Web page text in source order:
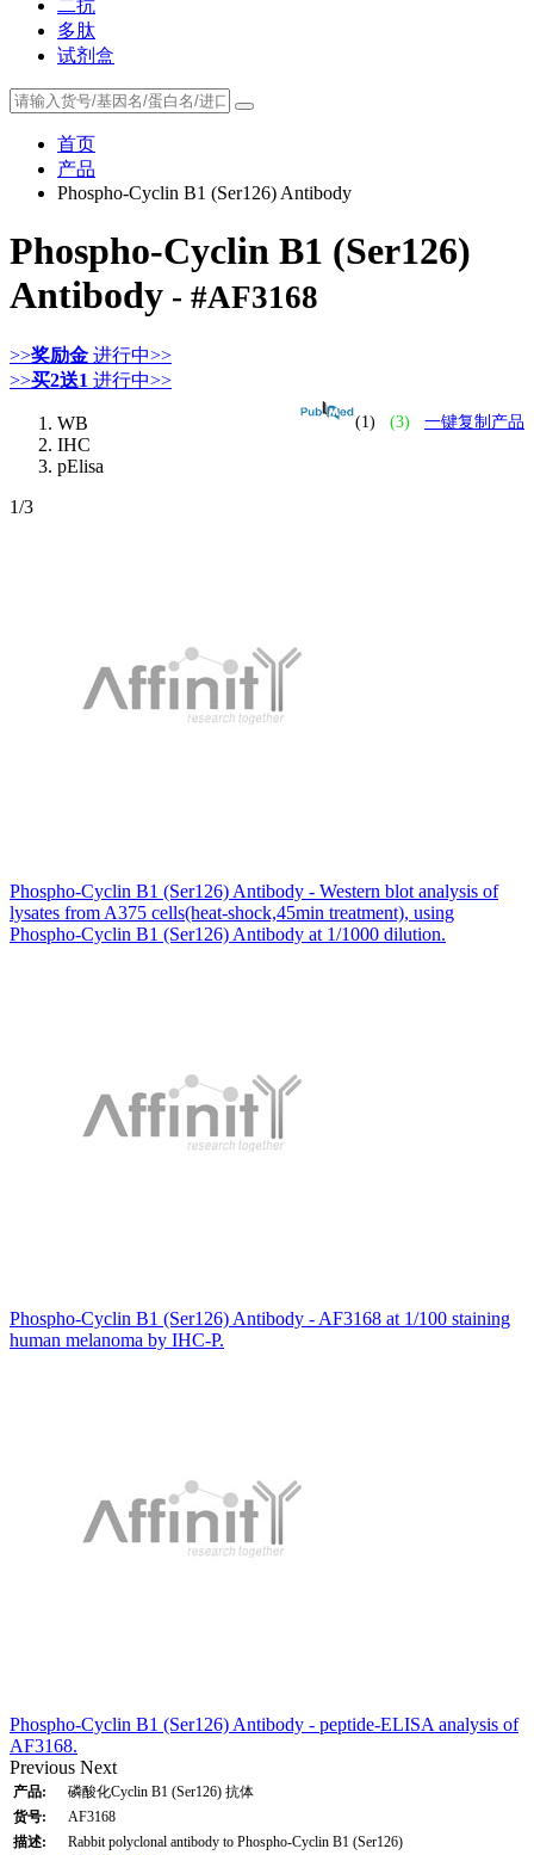
二抗
多肽
试剂盒
首页
产品
Phospho-Cyclin B1 (Ser126) Antibody
Phospho-Cyclin B1 (Ser126)
Antibody - #AF3168
>>奖励金 进行中>>
>>买2送1 进行中>>
(1) (3) 一键复制产品
WB
IHC
pElisa
1/3
Phospho-Cyclin B1 (Ser126) Antibody - Western blot analysis of
lysates from A375 cells(heat-shock,45min treatment), using
Phospho-Cyclin B1 (Ser126) Antibody at 1/1000 dilution.
Phospho-Cyclin B1 (Ser126) Antibody - AF3168 at 1/100 staining
human melanoma by IHC-P.
Phospho-Cyclin B1 (Ser126) Antibody - peptide-ELISA analysis of
AF3168.
Previous Next
产品:
磷酸化Cyclin B1 (Ser126) 抗体
货号:
AF3168
描述:
Rabbit polyclonal antibody to Phospho-Cyclin B1 (Ser126)